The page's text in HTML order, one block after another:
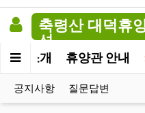
축령산 대덕휴
션
관소개 휴양관 안내
공지사항 질문답변